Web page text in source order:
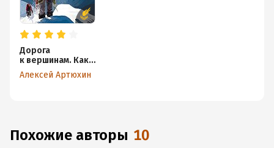
Дорога
к вершинам. Как
стать мастером
спорта
Алексей Артюхин
Похожие авторы 10